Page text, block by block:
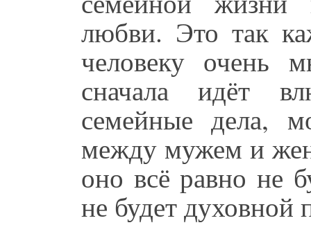
любви. Это так
человеку очень
сначала идёт
семейные дела,
между мужем и
оно всё равно не
не будет духовной